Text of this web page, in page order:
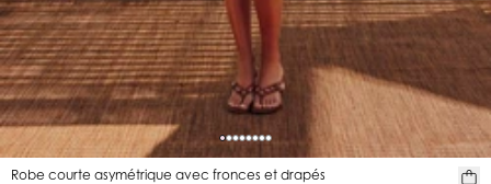
Robe courte asymétrique avec fronces et drapés